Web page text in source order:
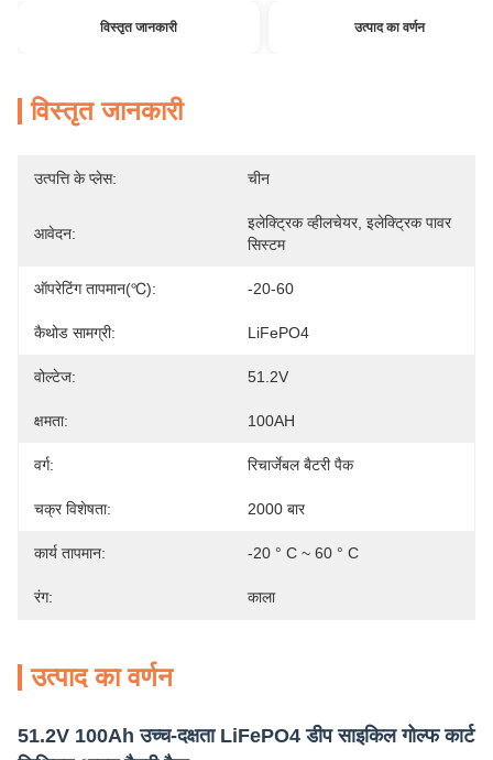
विस्तृत जानकारी उत्पाद का वर्णन
विस्तृत जानकारी
उत्पत्ति के प्लेस: चीन
आवेदन:
इलेक्ट्रिक व्हीलचेयर, इलेक्ट्रिक पावर
सिस्टम
ऑपरेटिंग तापमान(℃): -20-60
कैथोड सामग्री: LiFePO4
वोल्टेज: 51.2V
क्षमता: 100AH
वर्ग: रिचार्जेबल बैटरी पैक
चक्र विशेषता: 2000 बार
कार्य तापमान: -20 ° C ~ 60 ° C
रंग: काला
उत्पाद का वर्णन
51.2V 100Ah उच्च-दक्षता LiFePO4 डीप साइकिल गोल्फ कार्ट